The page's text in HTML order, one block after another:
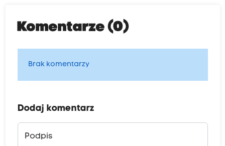
Komentarze (0)
Brak komentarzy
Dodaj komentarz
Podpis